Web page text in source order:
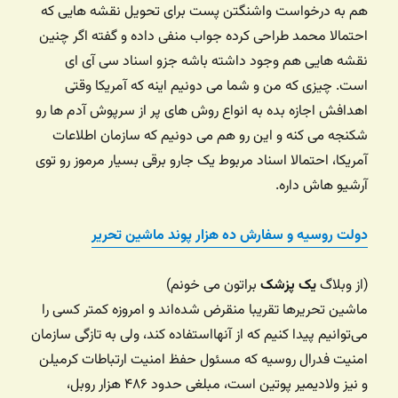
هم به درخواست واشنگتن پست برای تحویل نقشه هایی که
احتمالا محمد طراحی کرده جواب منفی داده و گفته اگر چنین
نقشه هایی هم وجود داشته باشه جزو اسناد سی آی ای
است. چیزی که من و شما می دونیم اینه که آمریکا وقتی
اهدافش اجازه بده به انواع روش های پر از سرپوش آدم ها رو
شکنجه می کنه و این رو هم می دونیم که سازمان اطلاعات
آمریکا، احتمالا اسناد مربوط یک جارو برقی بسیار مرموز رو توی
آرشیو هاش داره.
دولت روسیه و سفارش ده هزار پوند ماشین تحریر
(از وبلاگیک پزشک براتون می خونم)
ماشین تحریرها تقریبا منقرض شده‌اند و امروزه کمتر کسی را
می‌توانیم پیدا کنیم که از آنهااستفاده کند، ولی به تازگی سازمان
امنیت فدرال روسیه که مسئول حفظ امنیت ارتباطات کرمیلن
و نیز ولادیمیر پوتین است، مبلغی حدود ۴۸۶ هزار روبل،